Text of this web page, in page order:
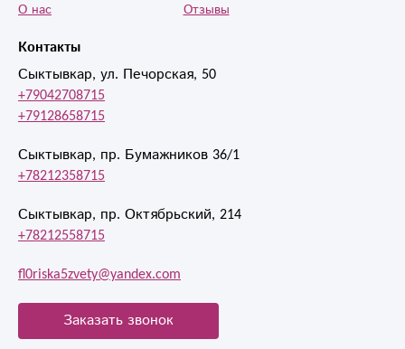
Контакты
Сыктывкар, ул. Печорская, 50
+79042708715
+79128658715
Сыктывкар, пр. Бумажников 36/1
+78212358715
Сыктывкар, пр. Октябрьский, 214
+78212558715
fl0riska5zvety@yandex.com
Заказать звонок
О нас
Отзывы